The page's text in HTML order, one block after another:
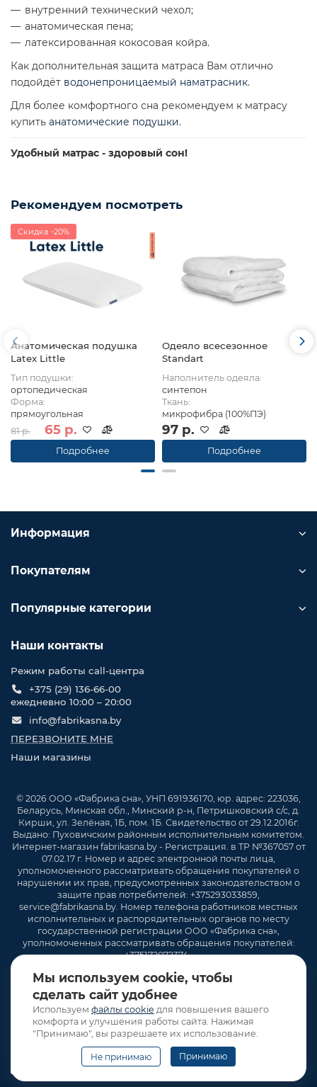
внутренний технический чехол;
анатомическая пена;
латексированная кокосовая койра.
Как дополнительная защита матраса Вам отлично
подойдёт водонепроницаемый наматрасник.
Для более комфортного сна рекомендуем к матрасу
купить анатомические подушки.
Удобный матрас - здоровый сон!
Рекомендуем посмотреть
Скидка -20%
Анатомическая подушка
Latex Little
Тип подушки:
ортопедическая
Форма:
прямоугольная
81 р.
65 р.
Подробнее
Одеяло всесезонное
Standart
Наполнитель одеяла:
синтепон
Ткань:
микрофибра (100%ПЭ)
97 р.
Подробнее
Мы используем cookie, чтобы
сделать сайт удобнее
Используем файлы cookie для повышения вашего
комфорта и улучшения работы сайта. Нажимая
"Принимаю", вы разрешаете их использование.
Не принимаю Принимаю
Информация
Покупателям
Популярные категории
Наши контакты
Режим работы call-центра
+375 (29) 136-66-00
ежедневно 10:00 – 20:00
info@fabrikasna.by
ПЕРЕЗВОНИТЕ МНЕ
Наши магазины
© 2026 ООО «Фабрика сна», УНП 691936170, юр. адрес: 223036,
Беларусь, Минская обл., Минский р-н, Петришковский с/с, д.
Кирши, ул. Зелёная, 1Б, пом. 1Б. Свидетельство от 29.12.2016г.
Выдано: Пуховичским районным исполнительным комитетом.
Интернет-магазин fabrikasna.by - Регистрация. в ТР №367057 от
07.02.17 г. Номер и адрес электронной почты лица,
уполномоченного рассматривать обращения покупателей о
нарушении их прав, предусмотренных законодательством о
защите прав потребителей: +375293033859,
service@fabrikasna.by. Номер телефона работников местных
исполнительных и распорядительных органов по месту
государственной регистрации ООО «Фабрика сна»,
уполномоченных рассматривать обращения покупателей:
+375172072374 .